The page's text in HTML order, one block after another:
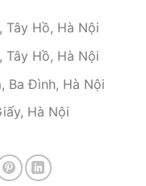
Tây Hồ, Hà Nội
Tây Hồ, Hà Nội
Ba Đình, Hà Nội
Hà Nội